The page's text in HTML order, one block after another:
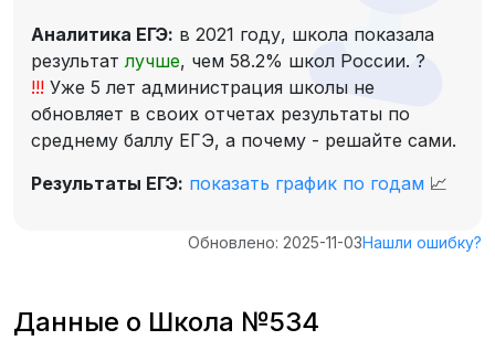
Аналитика ЕГЭ: в 2021 году, школа показала
результатлучше, чем 58.2% школ России. ?
!!! Уже 5 лет администрация школы не
обновляет в своих отчетах результаты по
среднему баллу ЕГЭ, а почему - решайте сами.
Результаты ЕГЭ: показать график по годам 📈
Обновлено: 2025-11-03Нашли ошибку?
Данные о Школа №534